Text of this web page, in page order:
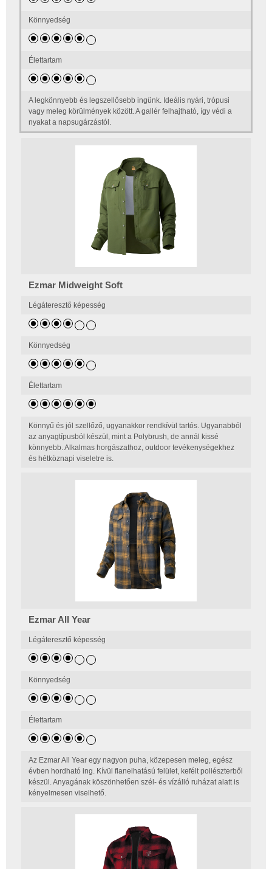
Könnyedség
Élettartam
A legkönnyebb és legszellősebb ingünk. Ideális nyári, trópusi
vagy meleg körülmények között. A gallér felhajtható, így védi a
nyakat a napsugárzástól.
Ezmar Midweight Soft
Légáteresztő képesség
Könnyedség
Élettartam
Könnyű és jól szellőző, ugyanakkor rendkívül tartós. Ugyanabból
az anyagtípusból készül, mint a Polybrush, de annál kissé
könnyebb. Alkalmas horgászathoz, outdoor tevékenységekhez
és hétköznapi viseletre is.
Ezmar All Year
Légáteresztő képesség
Könnyedség
Élettartam
Az Ezmar All Year egy nagyon puha, közepesen meleg, egész
évben hordható ing. Kívül flanelhatású felület, kefélt poliészterből
készül. Anyagának köszönhetően szél- és vízálló ruházat alatt is
kényelmesen viselhető.